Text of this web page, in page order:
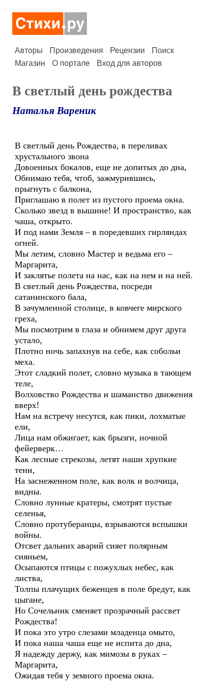
Авторы Произведения Рецензии
Поиск
Магазин
О портале Вход для авторов
В светлый день рождества
Наталья Вареник
В светлый день Рождества, в переливах
хрустального звона
Довоенных бокалов, еще не допитых до дна,
Обнимаю тебя, чтоб, зажмурившись,
прыгнуть с балкона,
Приглашаю в полет из пустого проема окна.
Сколько звезд в вышине! И пространство, как
чаша, открыто.
И под нами Земля – в поредевших гирляндах
огней.
Мы летим, словно Мастер и ведьма его –
Маргарита,
И заклятье полета на нас, как на нем и на ней.
В светлый день Рождества, посреди
сатанинского бала,
В зачумленной столице, в ковчеге мирского
греха,
Мы посмотрим в глаза и обнимем друг друга
устало,
Плотно ночь запахнув на себе, как собольи
меха.
Этот сладкий полет, словно музыка в тающем
теле,
Волховство Рождества и шаманство движения
вверх!
Нам на встречу несутся, как пики, лохматые
ели,
Лица нам обжигает, как брызги, ночной
фейерверк…
Как лесные стрекозы, летят наши хрупкие
тени,
На заснеженном поле, как волк и волчица,
видны.
Словно лунные кратеры, смотрят пустые
селенья,
Словно протуберанцы, взрываются вспышки
войны.
Отсвет дальних аварий сияет полярным
сияньем,
Осыпаются птицы с пожухлых небес, как
листва,
Толпы плачущих беженцев в поле бредут, как
цыгане,
Но Сочельник сменяет прозрачный рассвет
Рождества!
И пока это утро слезами младенца омыто,
И пока наша чаша еще не испита до дна,
Я надежду держу, как мимозы в руках –
Маргарита,
Ожидая тебя у земного проема окна.